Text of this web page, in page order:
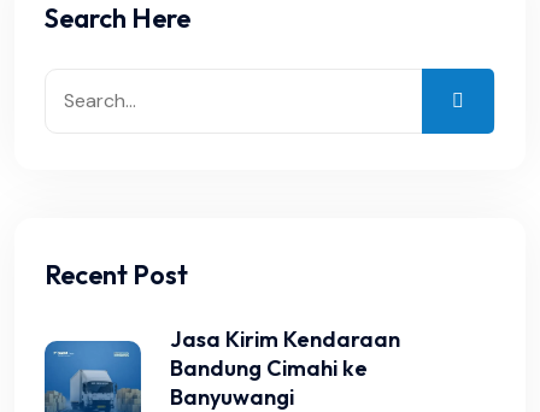
Search Here
Recent Post
Jasa Kirim Kendaraan
Bandung Cimahi ke
Banyuwangi